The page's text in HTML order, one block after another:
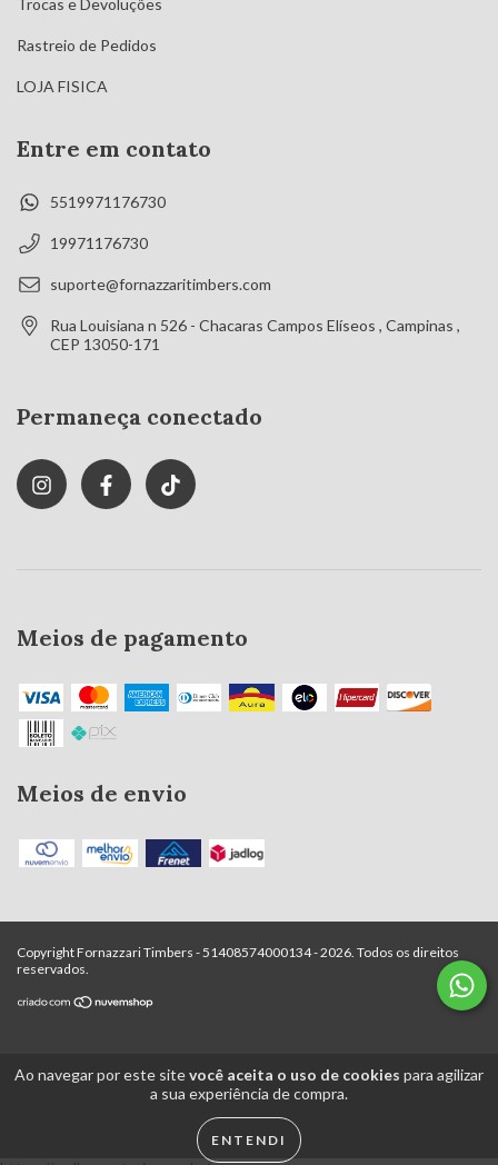
Ao navegar por este sitevocê aceita o uso de cookies para agilizar
a sua experiência de compra.
ENTENDI
Trocas e Devoluções
Rastreio de Pedidos
LOJA FISICA
Entre em contato
5519971176730
19971176730
suporte@fornazzaritimbers.com
Rua Louisiana n 526 - Chacaras Campos Elíseos , Campinas ,
CEP 13050-171
Permaneça conectado
Meios de pagamento
Meios de envio
Copyright Fornazzari Timbers - 51408574000134 - 2026. Todos os direitos
reservados.